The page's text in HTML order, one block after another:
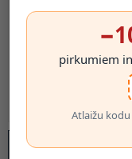
pirkumiem
Atlaižu